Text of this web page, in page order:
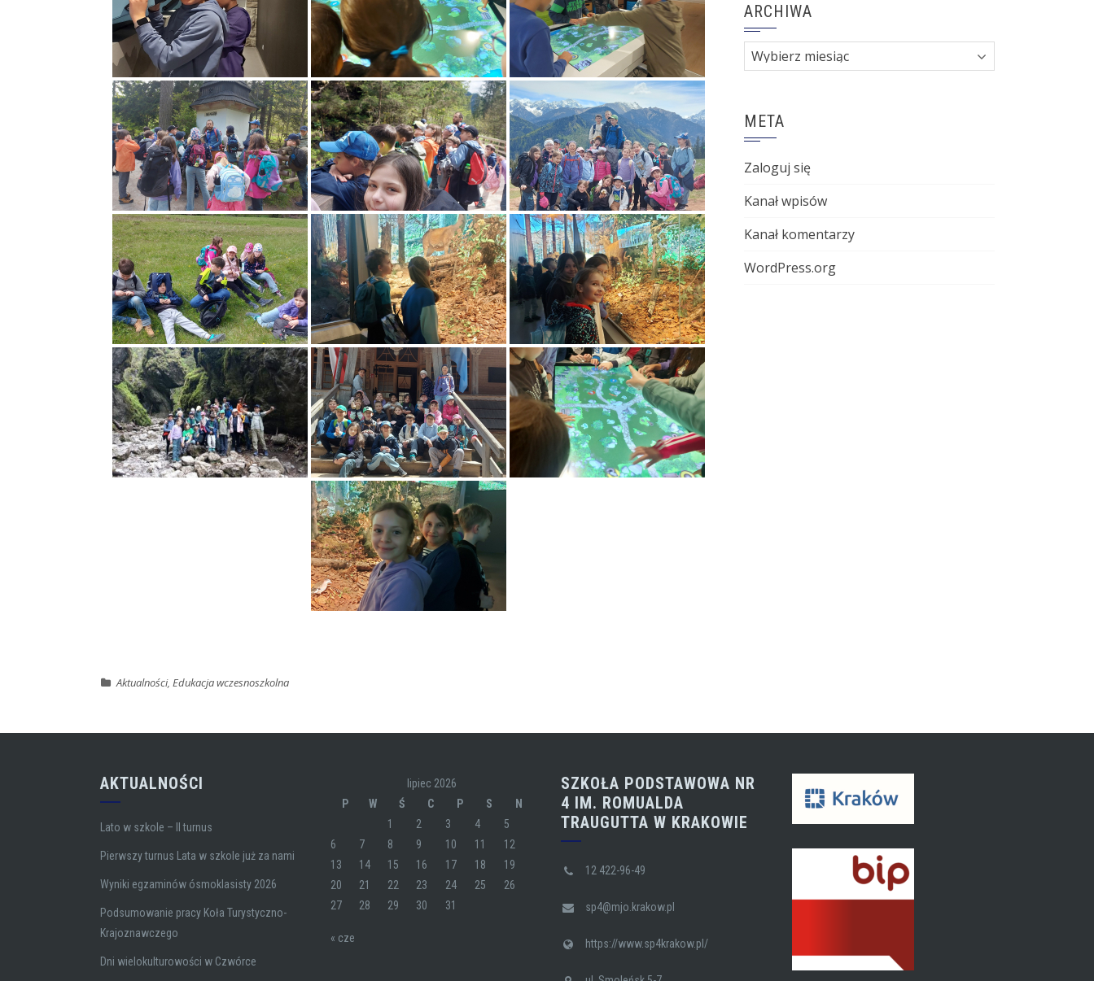
Aktualności,Edukacja wczesnoszkolna
ARCHIWA
Archiwa
META
Zaloguj się
Kanał wpisów
Kanał komentarzy
WordPress.org
AKTUALNOŚCI
Lato w szkole – II turnus
Pierwszy turnus Lata w szkole już za nami
Wyniki egzaminów ósmoklasisty 2026
Podsumowanie pracy Koła Turystyczno-
Krajoznawczego
Dni wielokulturowości w Czwórce
lipiec 2026
P
W Ś C P S
N
1
2 3 4
5
6
7 8 9 10 11
12
13
14 15 16 17 18
19
20
21 22 23 24 25
26
27
28 29 30 31
« cze
SZKOŁA PODSTAWOWA NR
4 IM. ROMUALDA
TRAUGUTTA W KRAKOWIE
12 422-96-49
sp4@mjo.krakow.pl
https://www.sp4krakow.pl/